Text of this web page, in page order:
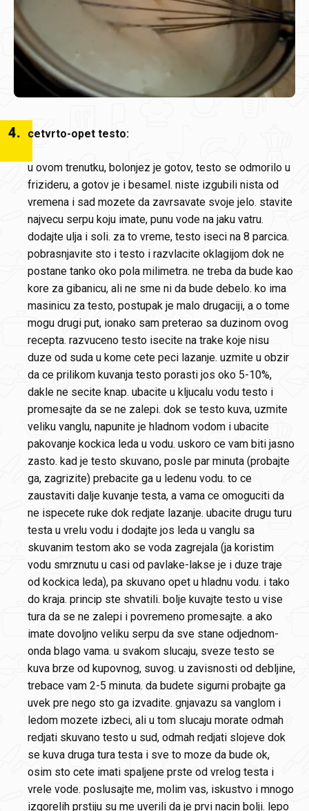
4. cetvrto-opet testo:
u ovom trenutku, bolonjez je gotov, testo se odmorilo u
frizideru, a gotov je i besamel. niste izgubili nista od
vremena i sad mozete da zavrsavate svoje jelo. stavite
najvecu serpu koju imate, punu vode na jaku vatru.
dodajte ulja i soli. za to vreme, testo iseci na 8 parcica.
pobrasnjavite sto i testo i razvlacite oklagijom dok ne
postane tanko oko pola milimetra. ne treba da bude kao
kore za gibanicu, ali ne sme ni da bude debelo. ko ima
masinicu za testo, postupak je malo drugaciji, a o tome
mogu drugi put, ionako sam preterao sa duzinom ovog
recepta. razvuceno testo isecite na trake koje nisu
duze od suda u kome cete peci lazanje. uzmite u obzir
da ce prilikom kuvanja testo porasti jos oko 5-10%,
dakle ne secite knap. ubacite u kljucalu vodu testo i
promesajte da se ne zalepi. dok se testo kuva, uzmite
veliku vanglu, napunite je hladnom vodom i ubacite
pakovanje kockica leda u vodu. uskoro ce vam biti jasno
zasto. kad je testo skuvano, posle par minuta (probajte
ga, zagrizite) prebacite ga u ledenu vodu. to ce
zaustaviti dalje kuvanje testa, a vama ce omoguciti da
ne ispecete ruke dok redjate lazanje. ubacite drugu turu
testa u vrelu vodu i dodajte jos leda u vanglu sa
skuvanim testom ako se voda zagrejala (ja koristim
vodu smrznutu u casi od pavlake-lakse je i duze traje
od kockica leda), pa skuvano opet u hladnu vodu. i tako
do kraja. princip ste shvatili. bolje kuvajte testo u vise
tura da se ne zalepi i povremeno promesajte. a ako
imate dovoljno veliku serpu da sve stane odjednom-
onda blago vama. u svakom slucaju, sveze testo se
kuva brze od kupovnog, suvog. u zavisnosti od debljine,
trebace vam 2-5 minuta. da budete sigurni probajte ga
uvek pre nego sto ga izvadite. gnjavazu sa vanglom i
ledom mozete izbeci, ali u tom slucaju morate odmah
redjati skuvano testo u sud, odmah redjati slojeve dok
se kuva druga tura testa i sve to moze da bude ok,
osim sto cete imati spaljene prste od vrelog testa i
vrele vode. poslusajte me, molim vas, iskustvo i mnogo
izgorelih prstiju su me uverili da je prvi nacin bolji. lepo